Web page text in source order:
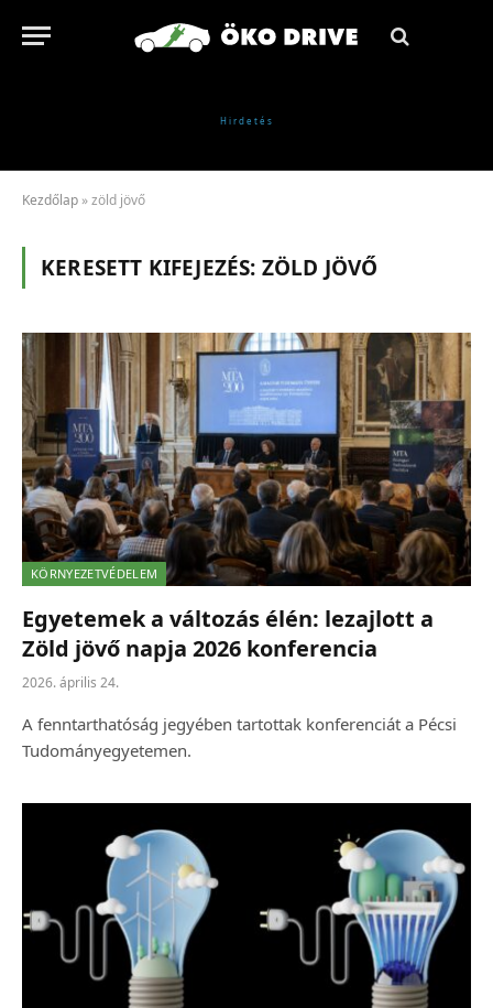
Kezdőlap »zöld jövő
KERESETT KIFEJEZÉS: ZÖLD JÖVŐ
KÖRNYEZETVÉDELEM
Egyetemek a változás élén: lezajlott a
Zöld jövő napja 2026 konferencia
2026. április 24.
A fenntarthatóság jegyében tartottak konferenciát a Pécsi
Tudományegyetemen.